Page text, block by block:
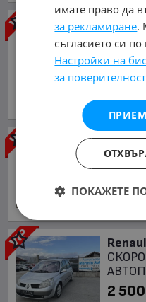
EURO4
1
3
2
2
имате право да
за рекламиране.
съгласието си
Настройки на
за поверителност
ПОКАЖЕТЕ